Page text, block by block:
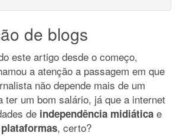
de blogs
este artigo desde o começo,
a atenção a passagem em que
não depende mais de um
ter um bom salário, já que a internet
de independência midiática e
, certo?